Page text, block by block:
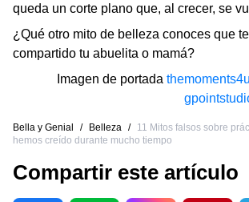
queda un corte plano que, al crecer, se
¿Qué otro mito de belleza conoces que
compartido tu abuelita o mamá?
Imagen de portada
Bella y Genial / Belleza /
11 Mitos falsos sobre
hemos creído durante mucho tiempo
Compartir este artículo